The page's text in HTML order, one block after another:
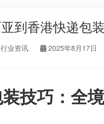
到香港快递包
行业资讯 2025年8月17日
技巧：全